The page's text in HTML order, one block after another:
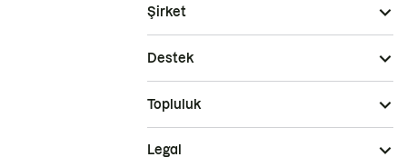
Şirket
Destek
Topluluk
Legal